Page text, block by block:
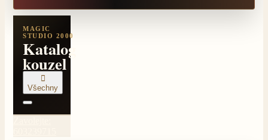
MAGIC
STUDIO 2000
Katalog
kouzel

Všechny